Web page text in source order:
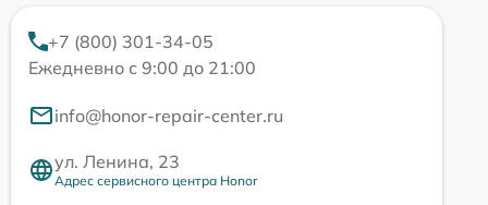
+7 (800) 301-34-05
Ежедневно с 9:00 до 21:00
info@honor-repair-center.ru
ул. Ленина, 23
Адрес сервисного центра Honor